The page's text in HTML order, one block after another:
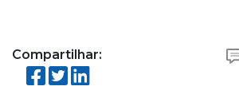
Compartilhar: